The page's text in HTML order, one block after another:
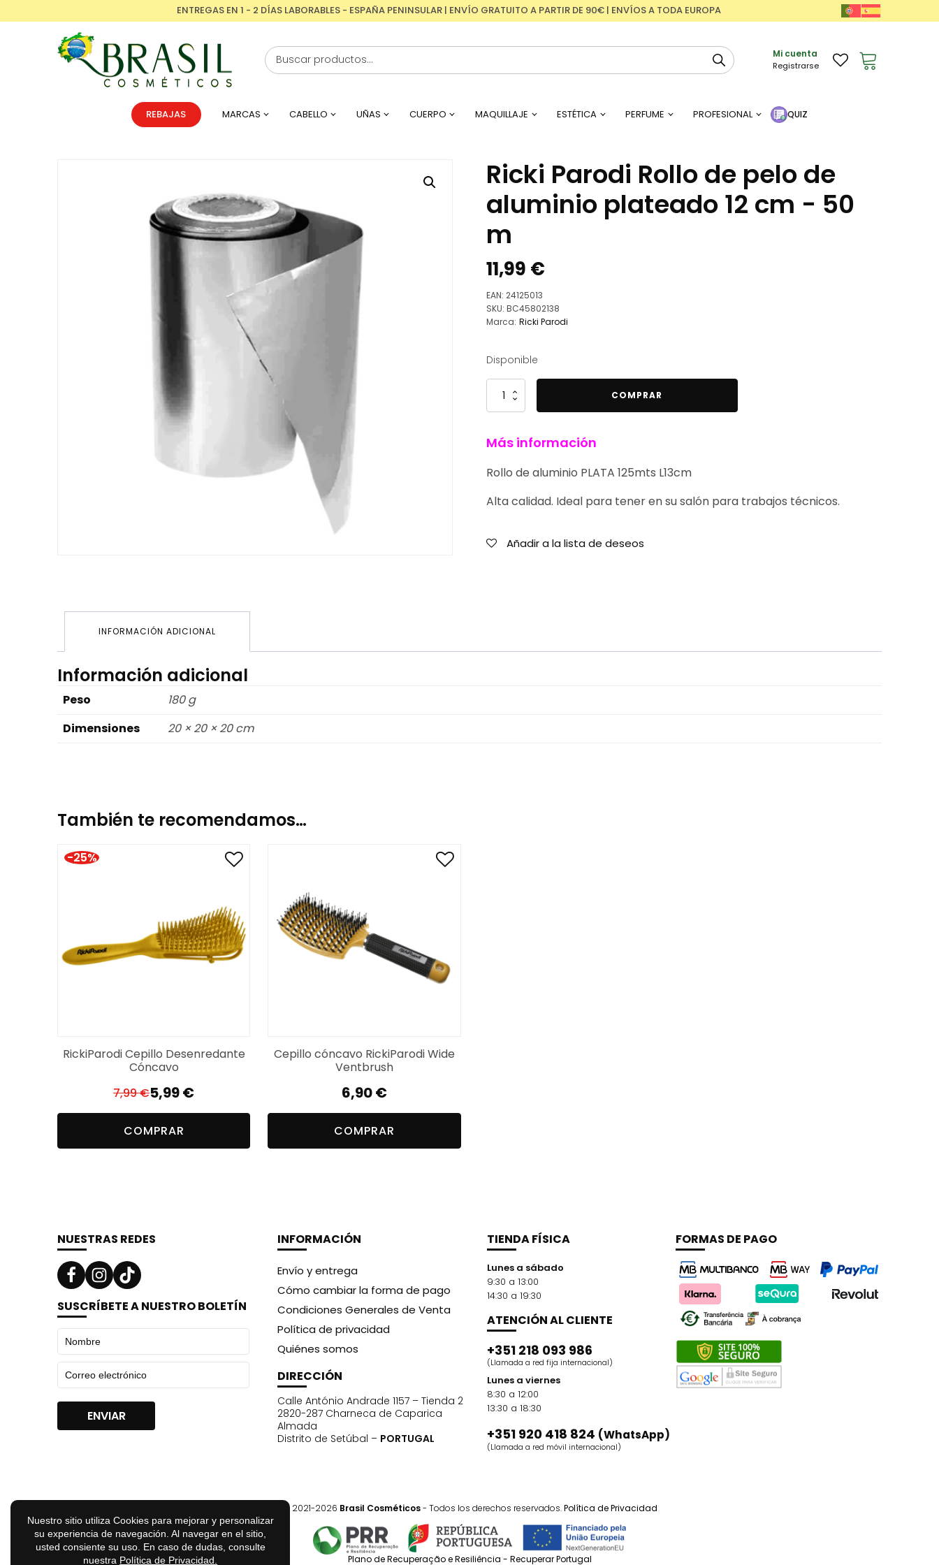
Nuestro sitio utiliza Cookies para mejorar y personalizar
su experiencia de navegación. Al navegar en el sitio,
usted consiente su uso. En caso de dudas, consulte
nuestra Política de Privacidad.
ENTREGAS EN 1 - 2 DÍAS LABORABLES - ESPAÑA PENINSULAR | ENVÍO GRATUITO A PARTIR DE 90€ | ENVÍOS A TODA EUROPA
Mi cuenta
Registrarse
REBAJAS MARCAS CABELLO UÑAS CUERPO MAQUILLAJE ESTÉTICA PERFUME PROFESIONAL QUIZ
Ricki Parodi Rollo de pelo de
aluminio plateado 12 cm - 50
m
11,99 €
EAN: 24125013
SKU: BC45802138
Marca: Ricki Parodi
Disponible
Ricki
Parodi
de
de
cm
COMPRAR
Más información
Rollo de aluminio PLATA 125mts L13cm
Alta calidad. Ideal para tener en su salón para trabajos técnicos.
Añadir a la lista de deseos
INFORMACIÓN ADICIONAL
Información adicional
Peso
180 g
Dimensiones
20 × 20 × 20 cm
También te recomendamos…
-25%
RickiParodi Cepillo Desenredante
Cóncavo
7,99€El
precio
original
era:
5,99€
El
precio
actual
es:
COMPRAR
Cepillo cóncavo RickiParodi Wide
Ventbrush
6,90€
COMPRAR
NUESTRAS REDES
SUSCRÍBETE A NUESTRO BOLETÍN
INFORMACIÓN
Envío y entrega
Cómo cambiar la forma de pago
Condiciones Generales de Venta
Política de privacidad
Quiénes somos
DIRECCIÓN
Calle António Andrade 1157 – Tienda 2
2820-287 Charneca de Caparica
Almada
Distrito de Setúbal – PORTUGAL
TIENDA FÍSICA
Lunes a sábado
9:30 a 13:00
14:30 a 19:30
ATENCIÓN AL CLIENTE
+351 218 093 986
(Llamada a red fija internacional)
Lunes a viernes
8:30 a 12:00
13:30 a 18:30
+351 920 418 824 (WhatsApp)
(Llamada a red móvil internacional)
FORMAS DE PAGO
© 2021-2026 Brasil Cosméticos- Todos los derechos reservados.Política de Privacidad
Plano de Recuperação e Resiliência - Recuperar Portugal